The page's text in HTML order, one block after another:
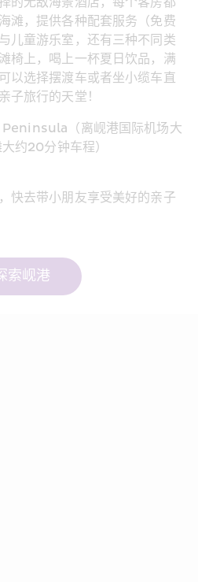
滩，提供各种配套服务（免费
儿童游乐室，还有三种不同类
椅上，喝上一杯夏日饮品，满
以选择摆渡车或者坐小缆车直
子旅行的天堂！
（离岘港国际机场大
约20分钟车程）
快去带小朋友享受美好的亲子
索岘港